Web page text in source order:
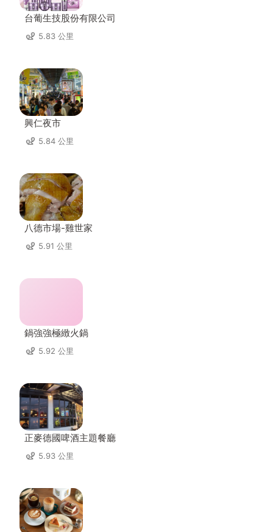
台葡生技股份有限公司
5.83 公里
興仁夜市
5.84 公里
八德市場-雞世家
5.91 公里
鍋強強極緻火鍋
5.92 公里
正麥德國啤酒主題餐廳
5.93 公里